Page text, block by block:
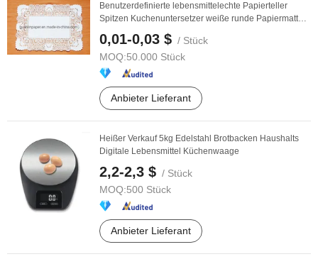
Benutzerdefinierte lebensmittelechte Papierteller
Spitzen Kuchenuntersetzer weiße runde Papiermatten
0,01-0,03 $ / Stück
MOQ:50.000 Stück
Anbieter Lieferant
Heißer Verkauf 5kg Edelstahl Brotbacken Haushalts
Digitale Lebensmittel Küchenwaage
2,2-2,3 $ / Stück
MOQ:500 Stück
Anbieter Lieferant